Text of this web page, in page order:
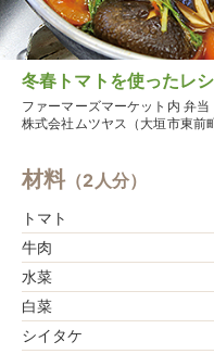
冬春トマトを使ったレ
ファーマーズマーケット内 弁
株式会社ムツヤス（大垣市東前
材料（2人分）
トマト
牛肉
水菜
白菜
シイタケ